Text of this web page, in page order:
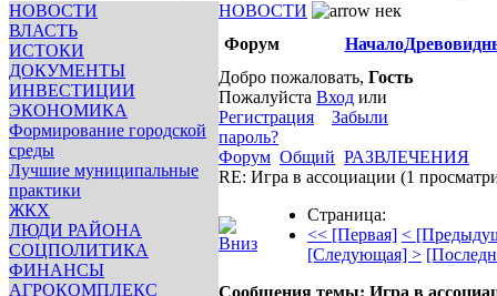
НОВОСТИ
ВЛАСТЬ
ИСТОКИ
ДОКУМЕНТЫ
ИНВЕСТИЦИИ
ЭКОНОМИКА
Формирование городской
среды
Лучшие муниципальные
практики
ЖКХ
ЛЮДИ РАЙОНА
СОЦПОЛИТИКА
ФИНАНСЫ
АГРОКОМПЛЕКС
НОВОСТИ
нек
Форум
Начало
Добро пожаловать, Гость
Пожалуйста Вход или
Регистрация
Забыли
пароль?
Форум Общий РАЗВЛЕЧЕНИЯ
RE: Игра в ассоциации (1
Страница:
<< [Первая] <
[Следующая] >
Сообщения темы: Игра в